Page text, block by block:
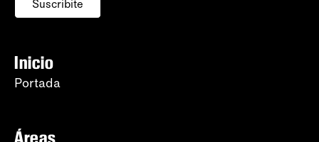
Suscribite
Inicio
Portada